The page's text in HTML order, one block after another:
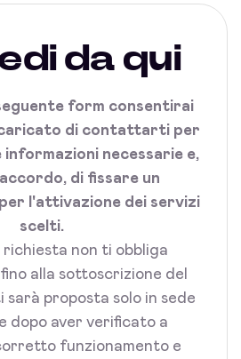
da qui
form consentirai
di contattarti per
necessarie e,
di fissare un
l'attivazione dei servizi
scelti.
richiesta non ti obbliga
alla sottoscrizione del
proposta solo in sede
dopo aver verificato a
funzionamento e